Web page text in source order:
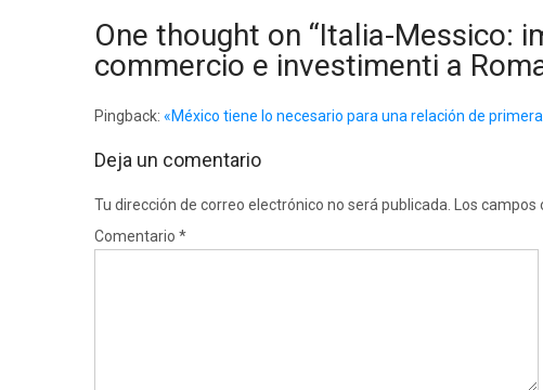
One thought on “Italia-Messico:
commercio e investimenti a
Pingback: «México tiene lo necesario para una relación de
Deja un comentario
Tu dirección de correo electrónico no será publicada. Los
Comentario *